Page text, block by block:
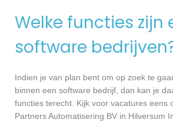
Welke functies zijn
software
Indien je van plan bent om op zoek te
binnen een software bedrijf, dan kan je
functies terecht. Kijk voor vacatures eens
Partners Automatisering BV in Hilversum